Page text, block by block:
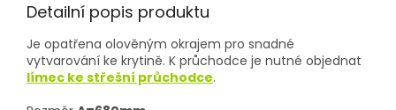
Detailní popis produktu
Je opatřena olověným okrajem pro snadné
vytvarování ke krytině. K průchodce je nutné objednat
límec ke střešní průchodce.